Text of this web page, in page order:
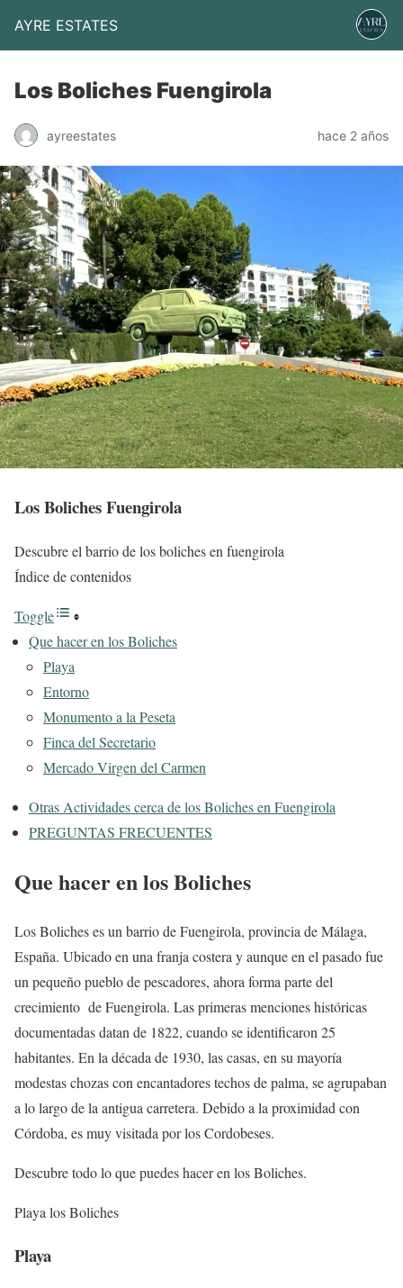
AYRE ESTATES
Los Boliches Fuengirola
ayreestates hace 2 años
Los Boliches Fuengirola
Descubre el barrio de los boliches en fuengirola
Índice de contenidos
Toggle
Que hacer en los Boliches
Playa
Entorno
Monumento a la Peseta
Finca del Secretario
Mercado Virgen del Carmen
Otras Actividades cerca de los Boliches en Fuengirola
PREGUNTAS FRECUENTES
Que hacer en los Boliches
Los Boliches es un barrio de Fuengirola, provincia de Málaga,
España. Ubicado en una franja costera y aunque en el pasado fue
un pequeño pueblo de pescadores, ahora forma parte del
crecimiento de Fuengirola. Las primeras menciones históricas
documentadas datan de 1822, cuando se identificaron 25
habitantes. En la década de 1930, las casas, en su mayoría
modestas chozas con encantadores techos de palma, se agrupaban
a lo largo de la antigua carretera. Debido a la proximidad con
Córdoba, es muy visitada por los Cordobeses.
Descubre todo lo que puedes hacer en los Boliches.
Playa los Boliches
Playa